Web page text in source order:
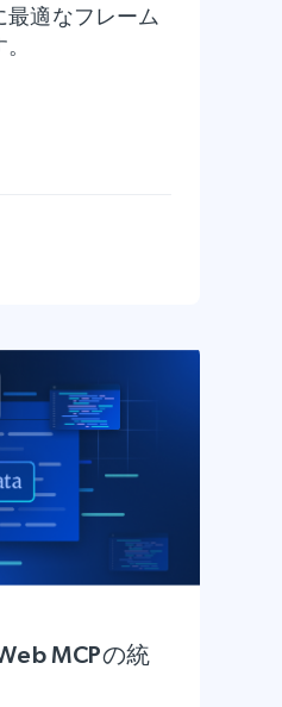
適なフレーム
MCPの統